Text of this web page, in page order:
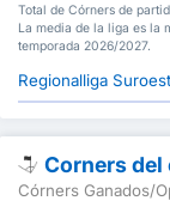
Total de Córners de
La media de la liga es la
temporada 2026/2027.
Regionalliga
Corners del
Córners Ganados/